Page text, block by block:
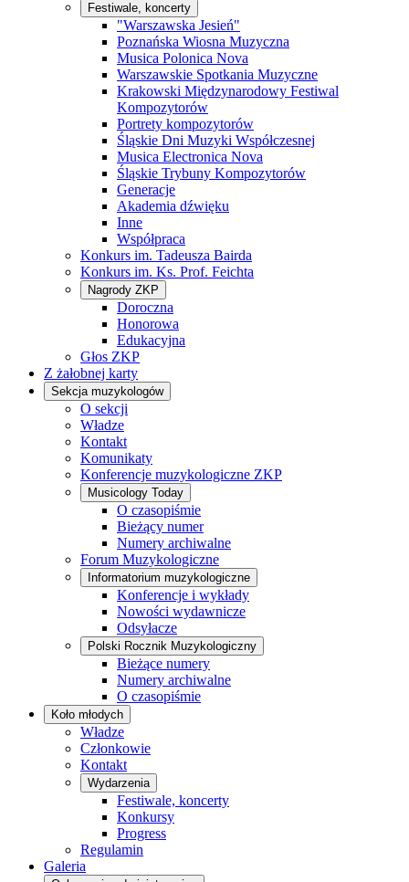
Festiwale, koncerty
"Warszawska Jesień"
Poznańska Wiosna Muzyczna
Musica Polonica Nova
Warszawskie Spotkania Muzyczne
Krakowski Międzynarodowy Festiwal
Kompozytorów
Portrety kompozytorów
Śląskie Dni Muzyki Współczesnej
Musica Electronica Nova
Śląskie Trybuny Kompozytorów
Generacje
Akademia dźwięku
Inne
Współpraca
Konkurs im. Tadeusza Bairda
Konkurs im. Ks. Prof. Feichta
Nagrody ZKP
Doroczna
Honorowa
Edukacyjna
Głos ZKP
Z żałobnej karty
Sekcja muzykologów
O sekcji
Władze
Kontakt
Komunikaty
Konferencje muzykologiczne ZKP
Musicology Today
O czasopiśmie
Bieżący numer
Numery archiwalne
Forum Muzykologiczne
Informatorium muzykologiczne
Konferencje i wykłady
Nowości wydawnicze
Odsyłacze
Polski Rocznik Muzykologiczny
Bieżące numery
Numery archiwalne
O czasopiśmie
Koło młodych
Władze
Członkowie
Kontakt
Wydarzenia
Festiwale, koncerty
Konkursy
Progress
Regulamin
Galeria